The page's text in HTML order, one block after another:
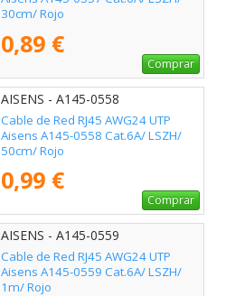
30cm/ Rojo
0,89 €
Comprar
AISENS - A145-0558
Cable de Red RJ45 AWG24 UTP
Aisens A145-0558 Cat.6A/ LSZH/
50cm/ Rojo
0,99 €
Comprar
AISENS - A145-0559
Cable de Red RJ45 AWG24 UTP
Aisens A145-0559 Cat.6A/ LSZH/
1m/ Rojo